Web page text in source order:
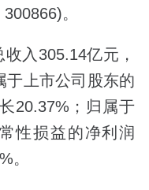
。
入305.14亿元，
于上市公司股东的
20.37%；归属于
性损益的净利润
。